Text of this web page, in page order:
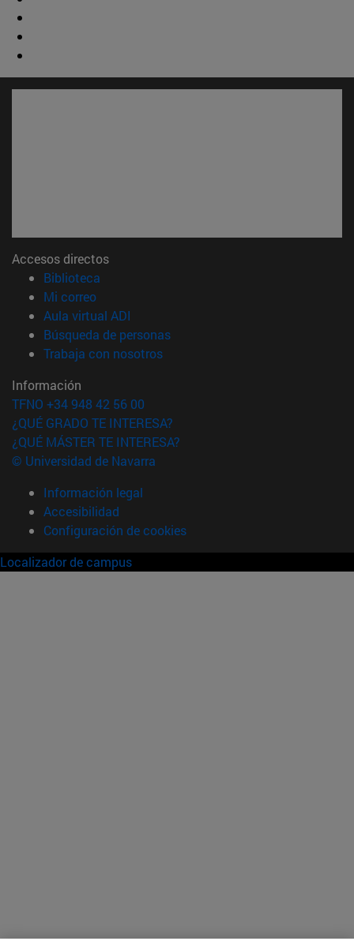
Accesos directos
Biblioteca
Mi correo(abre en nueva ventana)
Aula virtual ADI
Búsqueda de personas(abre en nueva ventana)
Trabaja con nosotros(abre en nueva ventana)
Información
TFNO +34 948 42 56 00
¿QUÉ GRADO TE INTERESA?
¿QUÉ MÁSTER TE INTERESA?
© Universidad de Navarra
Información legal
Accesibilidad
Configuración de cookies
Localizador de campus